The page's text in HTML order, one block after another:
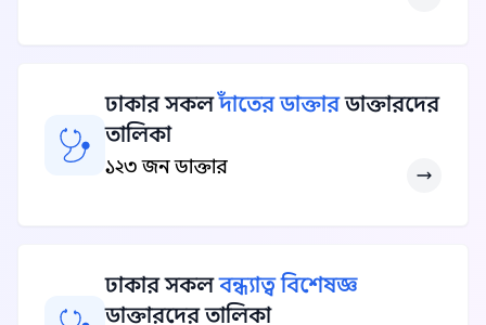
ঢাকার সকলদাঁতের ডাক্তারডাক্তারদের
তালিকা
১২৩ জন ডাক্তার
ঢাকার সকলবন্ধ্যাত্ব বিশেষজ্ঞ
ডাক্তারদের তালিকা